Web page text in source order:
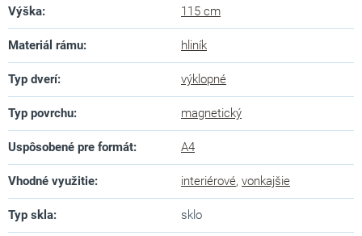
Výška: 115 cm
Materiál rámu: hliník
Typ dverí: výklopné
Typ povrchu: magnetický
Uspôsobené pre formát: A4
Vhodné využitie: interiérové, vonkajšie
Typ skla: sklo